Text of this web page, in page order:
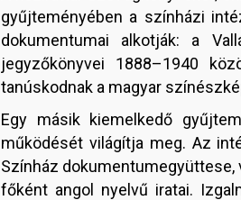
gyűjteményében a színházi
dokumentumai alkotják: a
jegyzőkönyvei 1888–1940
tanúskodnak a magyar
Egy másik kiemelkedő
működését világítja meg. Az
Színház dokumentumegyüttese,
főként angol nyelvű iratai.